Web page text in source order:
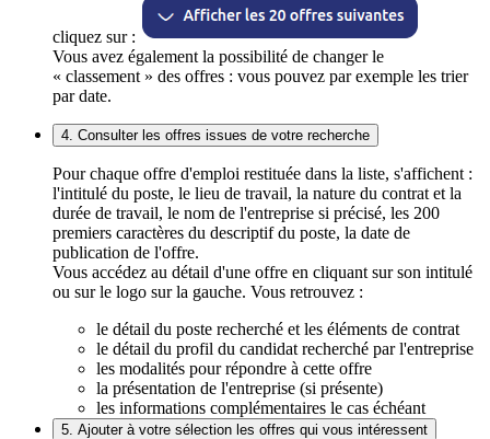
cliquez sur :
Vous avez également la possibilité de changer le
« classement » des offres : vous pouvez par exemple les trier
par date.
4. Consulter les offres issues de votre recherche
Pour chaque offre d'emploi restituée dans la liste, s'affichent :
l'intitulé du poste, le lieu de travail, la nature du contrat et la
durée de travail, le nom de l'entreprise si précisé, les 200
premiers caractères du descriptif du poste, la date de
publication de l'offre.
Vous accédez au détail d'une offre en cliquant sur son intitulé
ou sur le logo sur la gauche. Vous retrouvez :
le détail du poste recherché et les éléments de contrat
le détail du profil du candidat recherché par l'entreprise
les modalités pour répondre à cette offre
la présentation de l'entreprise (si présente)
les informations complémentaires le cas échéant
5. Ajouter à votre sélection les offres qui vous intéressent